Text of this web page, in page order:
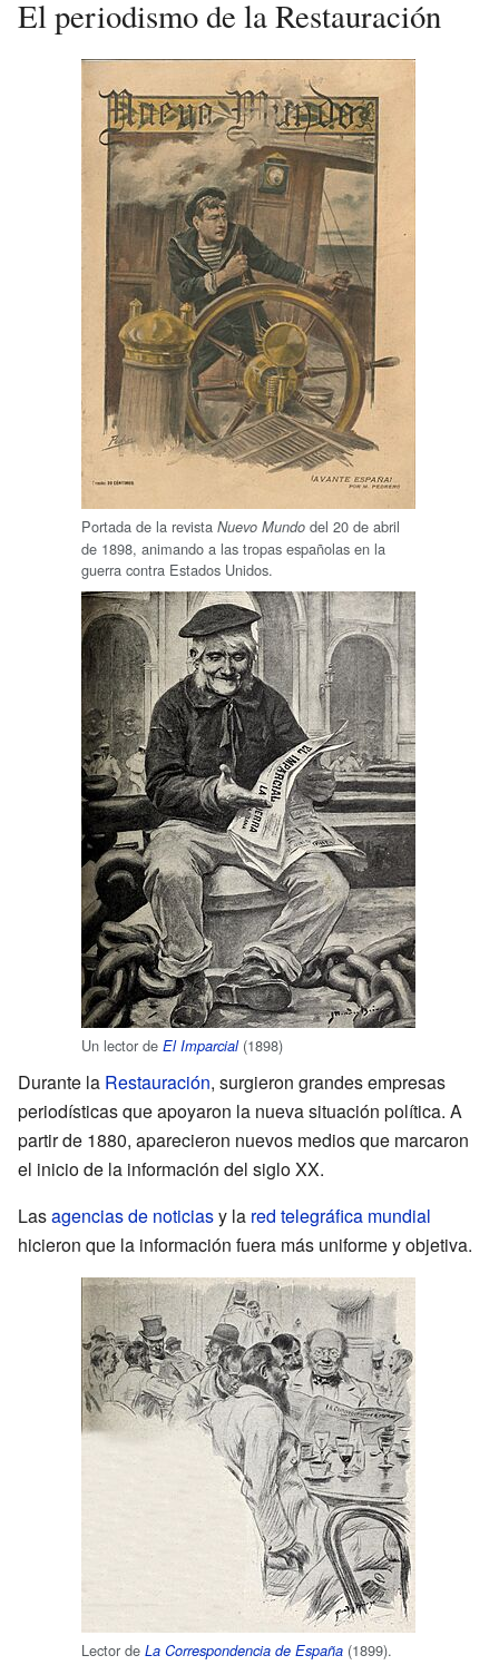
El periodismo de la Restauración
Portada de la revista Nuevo Mundo del 20 de abril
de 1898, animando a las tropas españolas en la
guerra contra Estados Unidos.
Un lector de El Imparcial(1898)
Durante la Restauración, surgieron grandes empresas
periodísticas que apoyaron la nueva situación política. A
partir de 1880, aparecieron nuevos medios que marcaron
el inicio de la información del siglo XX.
Lasagencias de noticiasy la red telegráfica mundial
hicieron que la información fuera más uniforme y objetiva.
Lector de La Correspondencia de España (1899).